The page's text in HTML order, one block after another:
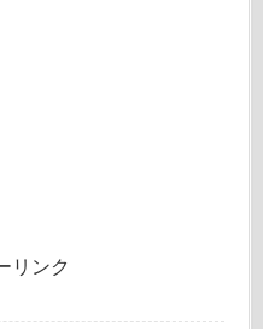
リンク